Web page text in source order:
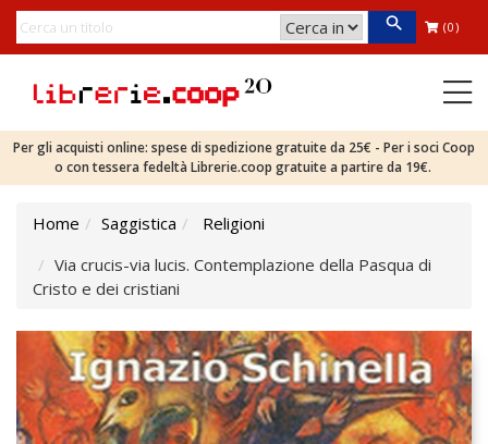
(0)
Per gli acquisti online: spese di spedizione gratuite da 25€ - Per i soci Coop
o con tessera fedeltà Librerie.coop gratuite a partire da 19€.
Home Saggistica
Religioni
Via crucis-via lucis. Contemplazione della Pasqua di
Cristo e dei cristiani